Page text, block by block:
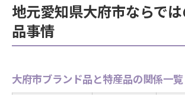
地元愛知県大府市ならで
品事情
大府市ブランド品と特産品の関係一覧